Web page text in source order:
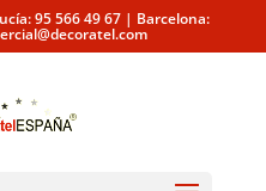
95 566 49 67 | Barcelona: